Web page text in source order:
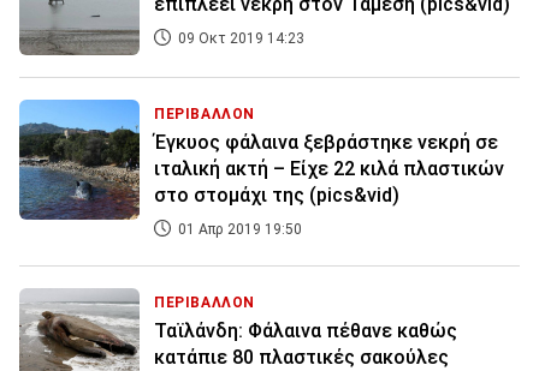
09 Οκτ 2019 14:23
ΠΕΡΙΒΑΛΛΟΝ
Έγκυος φάλαινα ξεβράστηκε νεκρή σε
ιταλική ακτή – Είχε 22 κιλά πλαστικών
στο στομάχι της (pics&vid)
01 Απρ 2019 19:50
ΠΕΡΙΒΑΛΛΟΝ
Ταϊλάνδη: Φάλαινα πέθανε καθώς
κατάπιε 80 πλαστικές σακούλες